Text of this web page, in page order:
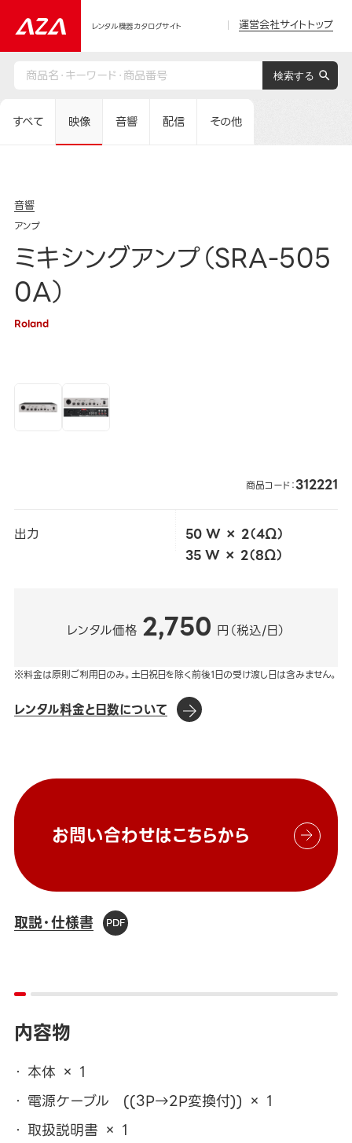
レンタル機器カタログサイト 運営会社サイトトップ
すべて 映像 音響 配信 その他
音響
アンプ
ミキシングアンプ（SRA-505
0A）
Roland
商品コード：312221
出力
50 W × 2（4Ω）
35 W × 2（8Ω）
レンタル価格 2,750 円（税込/日）
※料金は原則ご利用日のみ。土日祝日を除く前後1日の受け渡し日は含みません。
レンタル料金と日数について
お問い合わせはこちらから
取説・仕様書
内容物
本体 × 1
電源ケーブル ((3P→2P変換付)) × 1
取扱説明書 × 1